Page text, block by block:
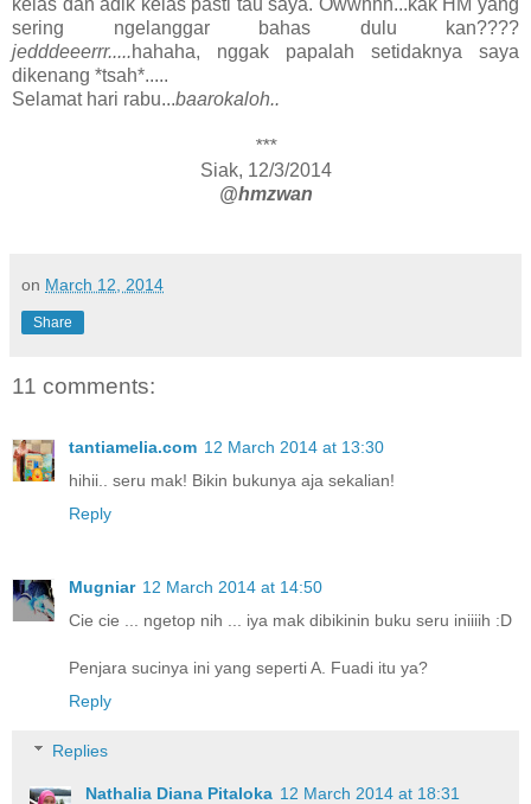
sering ngelanggar bahas dulu kan????
jedddeeerrr.....hahaha, nggak papalah setidaknya saya
dikenang *tsah*.....
Selamat hari rabu...baarokaloh..
***
Siak, 12/3/2014
@hmzwan
on March 12, 2014
Share
11 comments:
tantiamelia.com 12 March 2014 at 13:30
hihii.. seru mak! Bikin bukunya aja sekalian!
Reply
Mugniar 12 March 2014 at 14:50
Cie cie ... ngetop nih ... iya mak dibikinin buku seru iniiiih :D
Penjara sucinya ini yang seperti A. Fuadi itu ya?
Reply
Replies
Nathalia Diana Pitaloka 12 March 2014 at 18:31